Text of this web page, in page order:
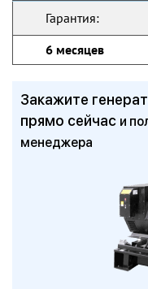
Гарантия:
6 месяцев
Закажите
прямо сейчас и
менеджера